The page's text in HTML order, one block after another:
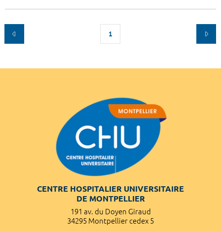
1
CENTRE HOSPITALIER UNIVERSITAIRE
DE MONTPELLIER
191 av. du Doyen Giraud
34295 Montpellier cedex 5